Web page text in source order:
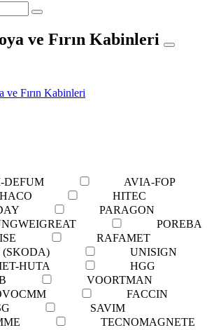
ve Fırın Kabinleri
ve Fırın Kabinleri
DEFUM
AVIA-FOP
HITEC
PARAGON
POREBA
RAFAMET
(SKODA)
UNISIGN
HUTA
HGG
VOORTMAN
FACCIN
SAVIM
TECNOMAGNETE